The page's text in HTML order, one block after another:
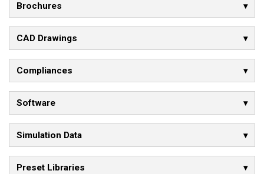
Brochures
CAD Drawings
Compliances
Software
Simulation Data
Preset Libraries